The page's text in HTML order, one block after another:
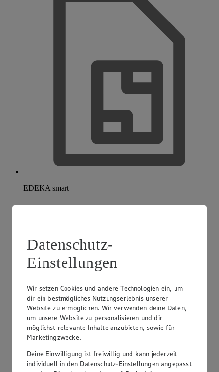
EDEKA smart
Datenschutz-
Einstellungen
Wir setzen Cookies und andere Technologien ein, um
dir ein bestmögliches Nutzungserlebnis unserer
Website zu ermöglichen. Wir verwenden deine Daten,
um unsere Website zu personalisieren und dir
möglichst relevante Inhalte anzubieten, sowie für
Marketingzwecke.
Deine Einwilligung ist freiwillig und kann jederzeit
individuell in den Datenschutz-Einstellungen angepasst